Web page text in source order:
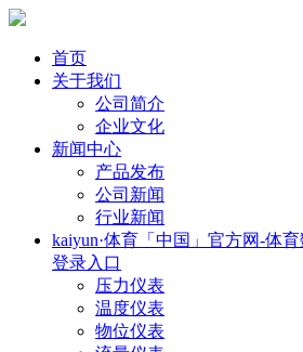
首页
关于我们
公司简介
企业文化
新闻中心
产品发布
公司新闻
行业新闻
kaiyun·体育「中国」官方网-体
登录入口
压力仪表
温度仪表
物位仪表